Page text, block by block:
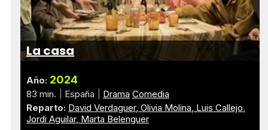
La casa
Año: 2024
83 min. España Drama Comedia
Reparto: David Verdaguer Olivia Molina Luis Callejo
Jordi Aguilar Marta Belenguer